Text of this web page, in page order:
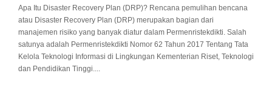
Apa Itu Disaster Recovery Plan (DRP)? Rencana pemulihan bencana
atau Disaster Recovery Plan (DRP) merupakan bagian dari
manajemen risiko yang banyak diatur dalam Permenristekdikti. Salah
satunya adalah Permenristekdikti Nomor 62 Tahun 2017 Tentang Tata
Kelola Teknologi Informasi di Lingkungan Kementerian Riset, Teknologi
dan Pendidikan Tinggi....